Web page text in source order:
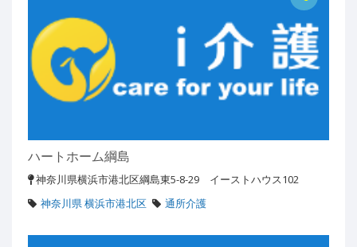
ハートホーム綱島
神奈川県横浜市港北区綱島東5-8-29 イーストハウス102
神奈川県 横浜市港北区
通所介護